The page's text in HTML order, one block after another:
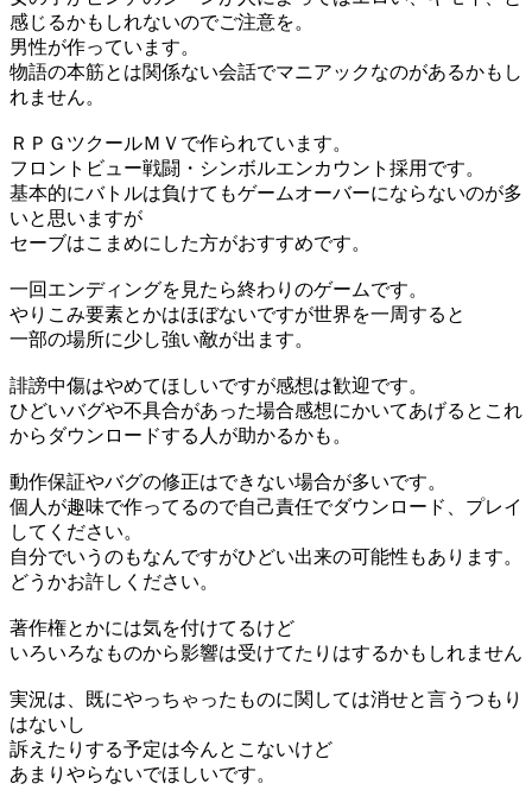
感じるかもしれないのでご注意を。
男性が作っています。
物語の本筋とは関係ない会話でマニアックなのがあるかもし
れません。
ＲＰＧツクールＭＶで作られています。
フロントビュー戦闘・シンボルエンカウント採用です。
基本的にバトルは負けてもゲームオーバーにならないのが多
いと思いますが
セーブはこまめにした方がおすすめです。
一回エンディングを見たら終わりのゲームです。
やりこみ要素とかはほぼないですが世界を一周すると
一部の場所に少し強い敵が出ます。
誹謗中傷はやめてほしいですが感想は歓迎です。
ひどいバグや不具合があった場合感想にかいてあげるとこれ
からダウンロードする人が助かるかも。
動作保証やバグの修正はできない場合が多いです。
個人が趣味で作ってるので自己責任でダウンロード、プレイ
してください。
自分でいうのもなんですがひどい出来の可能性もあります。
どうかお許しください。
著作権とかには気を付けてるけど
いろいろなものから影響は受けてたりはするかもしれません
実況は、既にやっちゃったものに関しては消せと言うつもり
はないし
訴えたりする予定は今んとこないけど
あまりやらないでほしいです。